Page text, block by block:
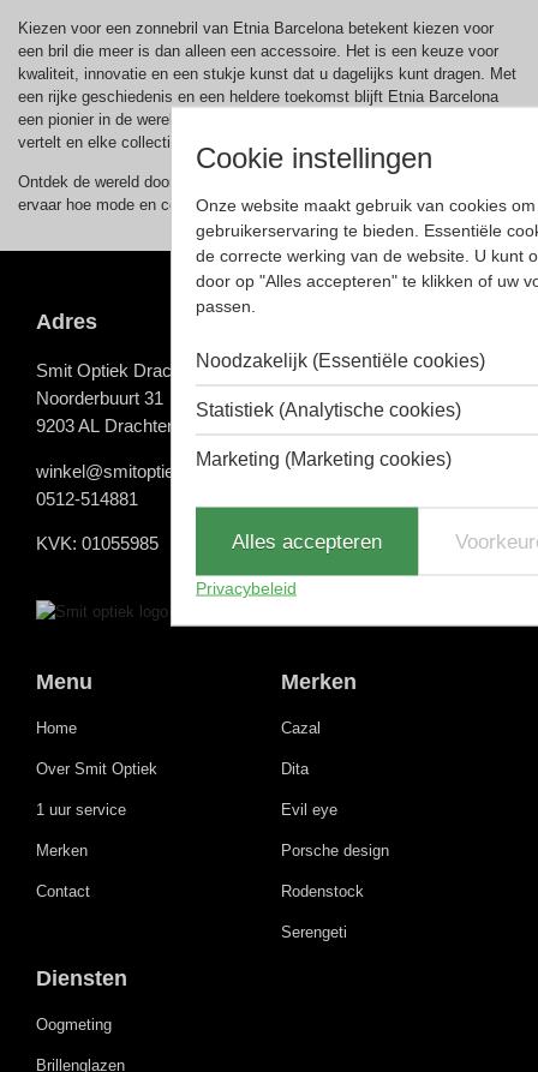
Kiezen voor een zonnebril van Etnia Barcelona betekent kiezen voor
een bril die meer is dan alleen een accessoire. Het is een keuze voor
kwaliteit, innovatie en een stukje kunst dat u dagelijks kunt dragen. Met
een rijke geschiedenis en een heldere toekomst blijft Etnia Barcelona
een pionier in de wereld van eyewear, waarbij elk montuur een verhaal
vertelt en elke collectie de grenzen van design en functionaliteit verlegt.
Ontdek de wereld door de kleurrijke lenzen van Etnia Barcelona en
ervaar hoe mode en comfort samenkomen in elk uniek ontwerp.
Adres
Smit Optiek Drachten
Noorderbuurt 31
9203 AL Drachten
winkel@smitoptiekdrachten.nl
0512-514881
KVK: 01055985
Menu
Home
Over Smit Optiek
1 uur service
Merken
Contact
Merken
Cazal
Dita
Evil eye
Porsche design
Rodenstock
Serengeti
Diensten
Oogmeting
Brillenglazen
Cookie instellingen
Onze website maakt gebruik van cookies
gebruikerservaring te bieden. Essentiële
de correcte werking van de website. U kunt
door op "Alles accepteren" te klikken of uw
passen.
Noodzakelijk (Essentiële cookies)
Statistiek (Analytische cookies)
Marketing (Marketing cookies)
Alles accepteren
Privacybeleid